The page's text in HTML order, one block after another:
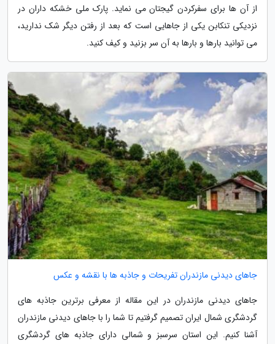
از آن ها برای سفرکردن گیجتان می نماید. پارک ملی خشکه داران در
نزدیکی تنکابن یکی از جاهایی است که بعد از رفتن دیگر شک ندارید،
می توانید بارها و بارها به آن سر بزنید و کیف کنید.
جاهای دیدنی مازندران تفریحات و جاذبه ها با نقشه و عکس
جاهای دیدنی مازندران در این مقاله از معرفی برترین جاذبه های
گردشگری شمال ایران تصمیم گرفتیم تا شما را با جاهای دیدنی مازندران
آشنا کنیم. این استان سرسبز و شمالی دارای جاذبه های گردشگری